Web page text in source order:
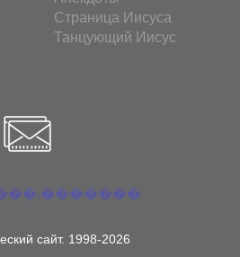
Страница Иисуса
Танцующий Иисус
сайт. 1998-2026